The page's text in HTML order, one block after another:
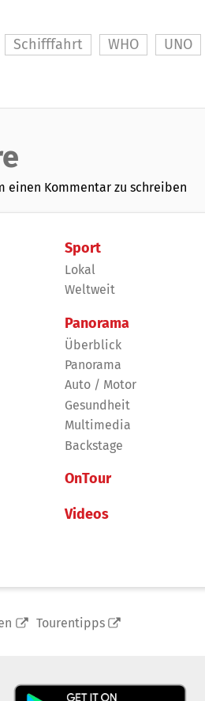
Schifffahrt WHO UNO
einen Kommentar zu schreiben
Sport
Lokal
Weltweit
Panorama
Überblick
Panorama
Auto / Motor
Gesundheit
Multimedia
Backstage
OnTour
Videos
Tourentipps